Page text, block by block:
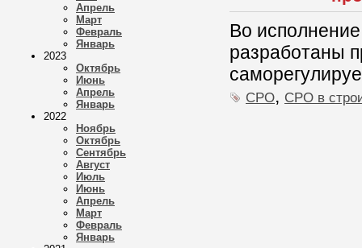
Апрель
Март
Февраль
Январь
2023
Октябрь
Июнь
Апрель
Январь
2022
Ноябрь
Октябрь
Сентябрь
Август
Июль
Июнь
Апрель
Март
Февраль
Январь
Во
разработаны
СРО, СРО в